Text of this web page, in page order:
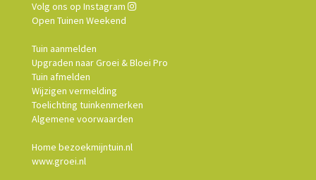
Volg ons op Instagram
Open Tuinen Weekend
Tuin aanmelden
Upgraden naar Groei & Bloei Pro
Tuin afmelden
Wijzigen vermelding
Toelichting tuinkenmerken
Algemene voorwaarden
Home bezoekmijntuin.nl
www.groei.nl